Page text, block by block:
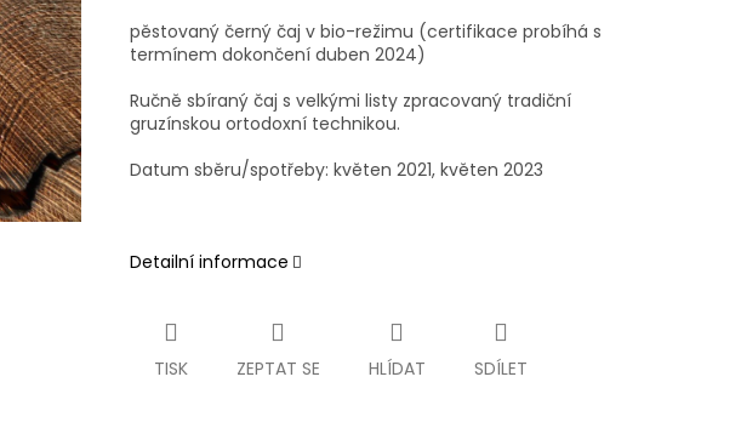
pěstovaný černý čaj v bio-režimu (certifikace probíhá s
termínem dokončení duben 2024)
Ručně sbíraný čaj s velkými listy zpracovaný tradiční
gruzínskou ortodoxní technikou.
Datum sběru/spotřeby: květen 2021, květen 2023
Detailní informace
TISK ZEPTAT SE HLÍDAT SDÍLET